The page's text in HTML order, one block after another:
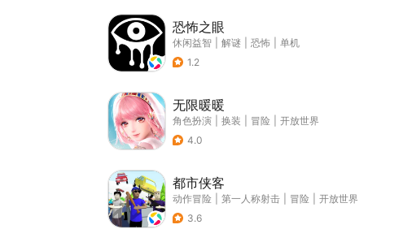
恐怖之眼
休闲益智 解谜 恐怖
单机
1.2
无限暖暖
角色扮演 换装 冒险
开放世界
4.0
都市侠客
动作冒险 第一人称射击 冒险
开放世界
3.6